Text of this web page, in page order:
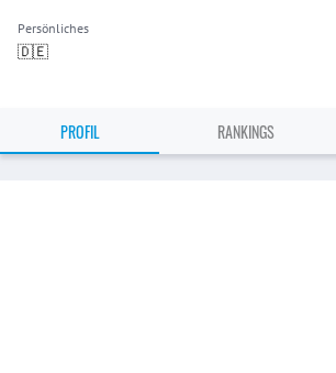
Persönliches
🇩🇪
PROFIL RANKINGS